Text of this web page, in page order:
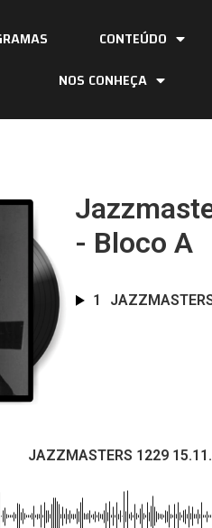
CONTEÚDO
NOS CONHEÇA
- Bloco A
1
JAZZMASTERS 1229